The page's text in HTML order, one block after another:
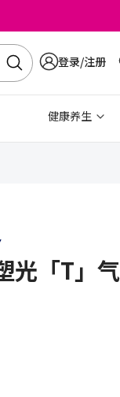
登录/注册
健康养生
光「T」